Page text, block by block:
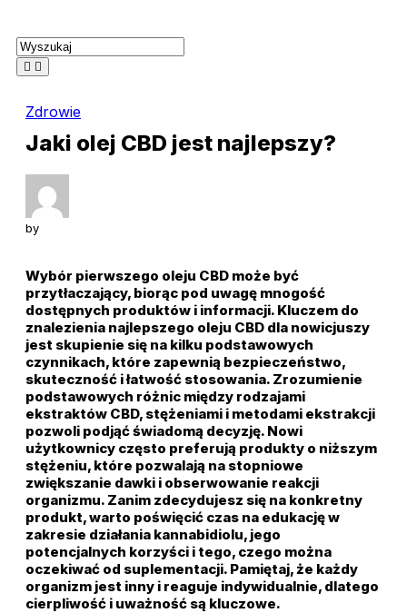
to
content
Zdrowie
Jaki olej CBD jest najlepszy?
by
Wybór pierwszego oleju CBD może być
przytłaczający, biorąc pod uwagę mnogość
dostępnych produktów i informacji. Kluczem do
znalezienia najlepszego oleju CBD dla nowicjuszy
jest skupienie się na kilku podstawowych
czynnikach, które zapewnią bezpieczeństwo,
skuteczność i łatwość stosowania. Zrozumienie
podstawowych różnic między rodzajami
ekstraktów CBD, stężeniami i metodami ekstrakcji
pozwoli podjąć świadomą decyzję. Nowi
użytkownicy często preferują produkty o niższym
stężeniu, które pozwalają na stopniowe
zwiększanie dawki i obserwowanie reakcji
organizmu. Zanim zdecydujesz się na konkretny
produkt, warto poświęcić czas na edukację w
zakresie działania kannabidiolu, jego
potencjalnych korzyści i tego, czego można
oczekiwać od suplementacji. Pamiętaj, że każdy
organizm jest inny i reaguje indywidualnie, dlatego
cierpliwość i uważność są kluczowe.